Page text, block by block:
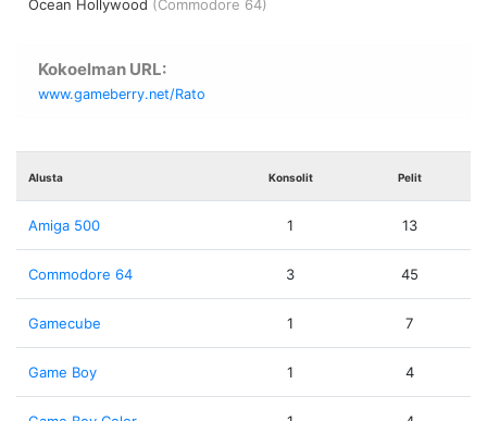
Ocean Hollywood (Commodore 64)
Kokoelman URL:
www.gameberry.net/Rato
Alusta Konsolit Pelit
Amiga 500 1 13
Commodore 64 3 45
Gamecube 1 7
Game Boy 1 4